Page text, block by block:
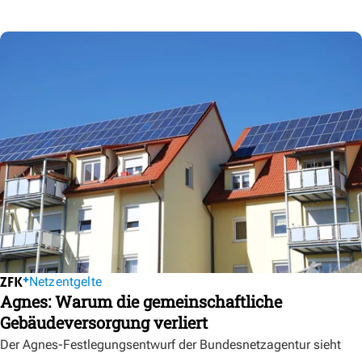
Netzentgelte
Agnes: Warum die gemeinschaftliche
Gebäudeversorgung verliert
Der Agnes-Festlegungsentwurf der Bundesnetzagentur sieht